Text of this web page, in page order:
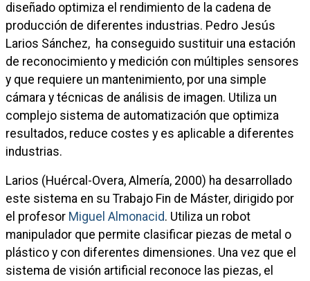
diseñado optimiza el rendimiento de la cadena de
producción de diferentes industrias. Pedro Jesús
Larios Sánchez, ha conseguido sustituir una estación
de reconocimiento y medición con múltiples sensores
y que requiere un mantenimiento, por una simple
cámara y técnicas de análisis de imagen. Utiliza un
complejo sistema de automatización que optimiza
resultados, reduce costes y es aplicable a diferentes
industrias.
Larios (Huércal-Overa, Almería, 2000) ha desarrollado
este sistema en su Trabajo Fin de Máster, dirigido por
el profesor Miguel Almonacid. Utiliza un robot
manipulador que permite clasificar piezas de metal o
plástico y con diferentes dimensiones. Una vez que el
sistema de visión artificial reconoce las piezas, el